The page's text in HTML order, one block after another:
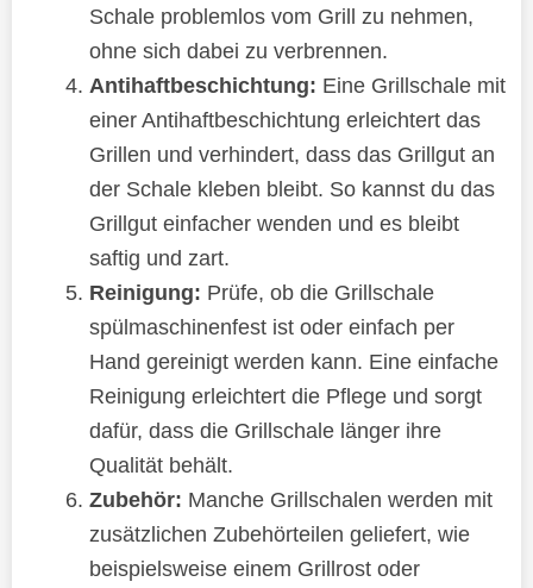
Schale problemlos vom Grill zu nehmen,
ohne sich dabei zu verbrennen.
Antihaftbeschichtung: Eine Grillschale mit
einer Antihaftbeschichtung erleichtert das
Grillen und verhindert, dass das Grillgut an
der Schale kleben bleibt. So kannst du das
Grillgut einfacher wenden und es bleibt
saftig und zart.
Reinigung: Prüfe, ob die Grillschale
spülmaschinenfest ist oder einfach per
Hand gereinigt werden kann. Eine einfache
Reinigung erleichtert die Pflege und sorgt
dafür, dass die Grillschale länger ihre
Qualität behält.
Zubehör: Manche Grillschalen werden mit
zusätzlichen Zubehörteilen geliefert, wie
beispielsweise einem Grillrost oder